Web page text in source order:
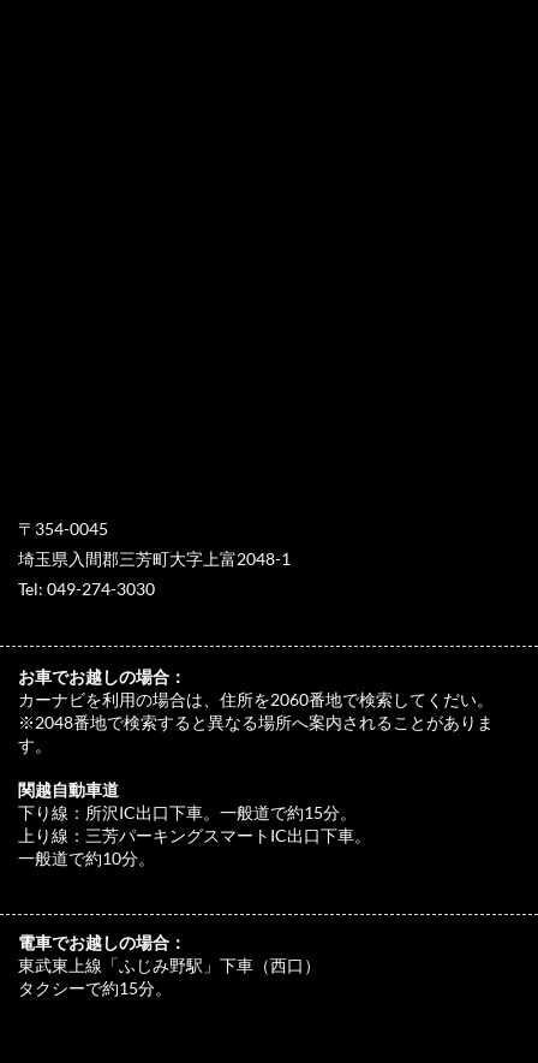
〒354-0045
埼玉県入間郡三芳町大字上富2048-1
Tel: 049-274-3030
お車でお越しの場合：
カーナビを利用の場合は、住所を2060番地で検索してくだい。
※2048番地で検索すると異なる場所へ案内されることがありま
す。
関越自動車道
下り線：所沢IC出口下車。一般道で約15分。
上り線：三芳パーキングスマートIC出口下車。
一般道で約10分。
電車でお越しの場合：
東武東上線「ふじみ野駅」下車（西口）
タクシーで約15分。